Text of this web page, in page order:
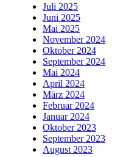
Juli 2025
Juni 2025
Mai 2025
November 2024
Oktober 2024
September 2024
Mai 2024
April 2024
März 2024
Februar 2024
Januar 2024
Oktober 2023
September 2023
August 2023